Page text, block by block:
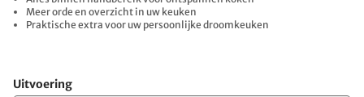
Meer orde en overzicht in uw keuken
Praktische extra voor uw persoonlijke droomkeuken
Uitvoering